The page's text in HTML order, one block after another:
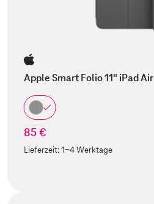
Apple Smart Folio 11" iPad Air
85 €
Lieferzeit:1-4 Werktage